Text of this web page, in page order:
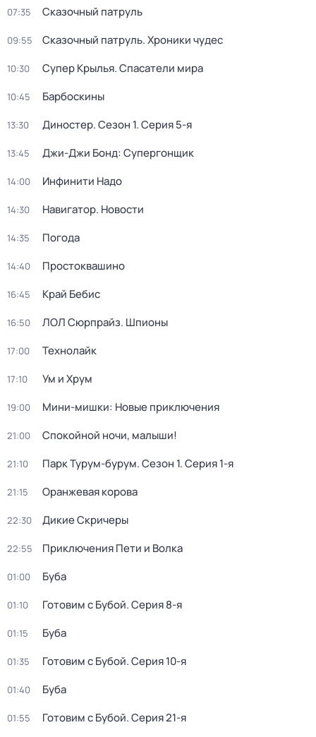
07:35 Сказочный патруль
09:55 Сказочный патруль. Хроники чудес
10:30 Супер Крылья. Спасатели мира
10:45 Барбоскины
13:30 Диностер. Сезон 1. Серия 5-я
13:45 Джи-Джи Бонд: Супергонщик
14:00 Инфинити Надо
14:30 Навигатор. Новости
14:35 Погода
14:40 Простоквашино
16:45 Край Бебис
16:50 ЛОЛ Сюрпрайз. Шпионы
17:00 Технолайк
17:10 Ум и Хрум
19:00 Мини-мишки: Новые приключения
21:00 Спокойной ночи, малыши!
21:10 Парк Турум-бурум. Сезон 1. Серия 1-я
21:15 Оранжевая корова
22:30 Дикие Скричеры
22:55 Приключения Пети и Волка
01:00 Буба
01:10 Готовим с Бубой. Серия 8-я
01:15 Буба
01:35 Готовим с Бубой. Серия 10-я
01:40 Буба
01:55 Готовим с Бубой. Серия 21-я